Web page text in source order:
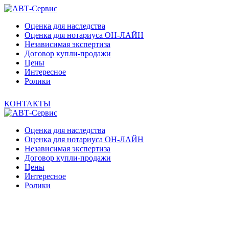
Оценка для наследства
Оценка для нотариуса ОН-ЛАЙН
Независимая экспертиза
Договор купли-продажи
Цены
Интересное
Ролики
КОНТАКТЫ
Оценка для наследства
Оценка для нотариуса ОН-ЛАЙН
Независимая экспертиза
Договор купли-продажи
Цены
Интересное
Ролики